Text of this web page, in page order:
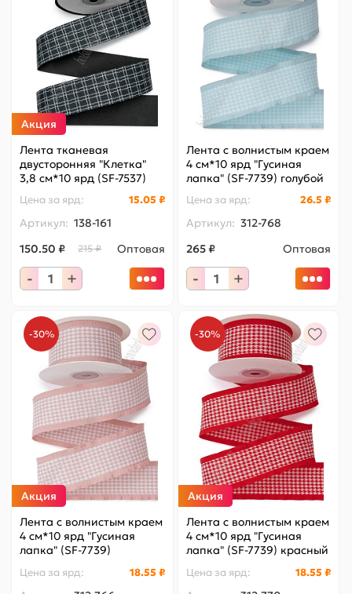
Акция
Лента тканевая
двусторонняя "Клетка"
3,8 см*10 ярд (SF-7537)
Цена за ярд: 15.05 ₽
Артикул: 138-161
150.50 ₽
215 ₽ Оптовая
- +
Лента с волнистым краем
4 см*10 ярд "Гусиная
лапка" (SF-7739) голубой
Цена за ярд: 26.5 ₽
Артикул: 312-768
265 ₽
Оптовая
- +
-30%
Акция
Лента с волнистым краем
4 см*10 ярд "Гусиная
лапка" (SF-7739)
Цена за ярд: 18.55 ₽
-30%
Акция
Лента с волнистым краем
4 см*10 ярд "Гусиная
лапка" (SF-7739) красный
Цена за ярд: 18.55 ₽